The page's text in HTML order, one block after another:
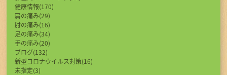
健康情報(170)
肩の痛み(29)
肘の痛み(16)
足の痛み(34)
手の痛み(20)
ブログ(132)
新型コロナウイルス対策(16)
未指定(3)